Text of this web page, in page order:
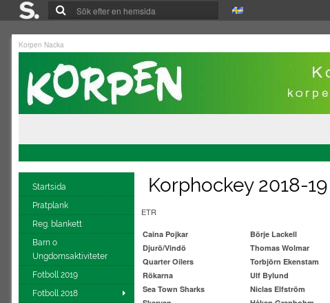
Korpen Nacka
Startsida
Pratplank
Reg. blankett
Barn o
Ungdomsaktiviteter
Fotboll 2019
Fotboll 2018
Korphockey 2018-19
ETR
Caina Pojkar Börje Lackell
Djurö/Vindö
Thomas Wolmar
Quarter Oilers
Torbjörn Ekenstam
Rökarna
Ulf Bylund
Sea Town Sharks
Niclas Elfström